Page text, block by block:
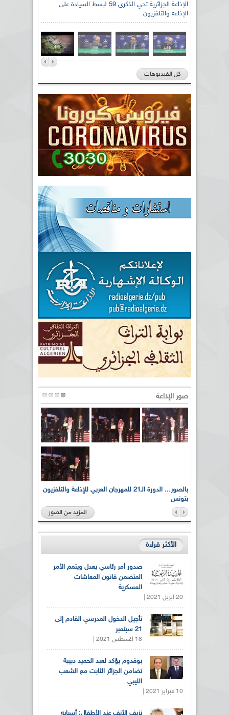
الإذاعة الجزائرية تحي الذكرى 59 لبسط السيادة على
الإذاعة والتلفزيون
كل الفيديوهات
صور الإذاعة
بالصور... الدورة الـ21 للمهرجان العربي للإذاعة والتلفزيون
بتونس
المزيد من الصور
الأكثر قراءة
صدور أمر رئاسي يعدل ويتمم الأمر
المتضمن قانون المعاشات
العسكرية
20 أبريل 2021 |
تأجيل الدخول المدرسي القادم إلى
21 سبتمبر
18 أغسطس 2021 |
بوقدوم يؤكد لعبد الحميد دبيبة
تضامن الجزائر الثابت مع الشعب
الليبي
10 فبراير 2021 |
نزيف الأنف عند الأطفال: أسبابه